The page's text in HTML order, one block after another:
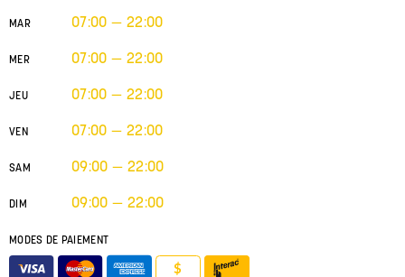
MAR 07:00 — 22:00
MER 07:00 — 22:00
JEU 07:00 — 22:00
VEN 07:00 — 22:00
SAM 09:00 — 22:00
DIM 09:00 — 22:00
MODES DE PAIEMENT
$